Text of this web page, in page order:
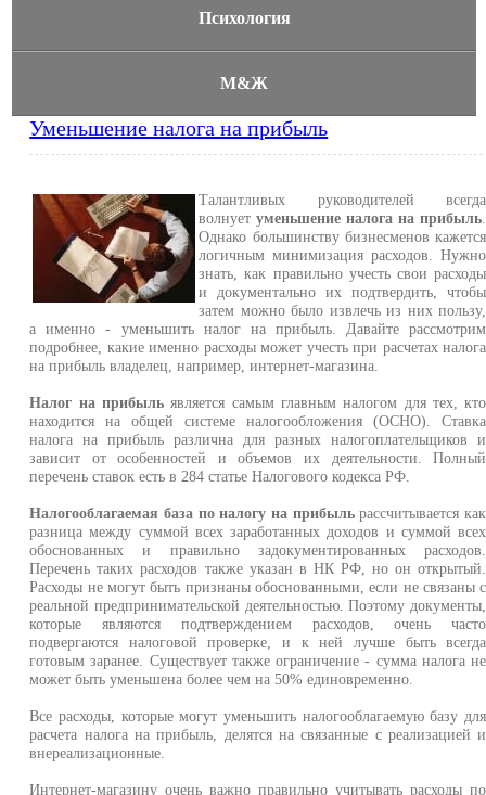
Психология
М&Ж
Уменьшение налога на прибыль
Талантливых руководителей всегда
волнуетуменьшение налога на прибыль
Однако большинству бизнесменов кажется
логичным минимизация расходов. Нужно
знать, как правильно учесть свои расходы
и документально их подтвердить, чтобы
затем можно было извлечь из них пользу,
а именно - уменьшить налог на прибыль. Давайте рассмотрим
подробнее, какие именно расходы может учесть при расчетах налога
на прибыль владелец, например, интернет-магазина.
Налог на прибыльявляется самым главным налогом для тех, кто
находится на общей системе налогообложения (ОСНО). Ставка
налога на прибыль различна для разных налогоплательщиков и
зависит от особенностей и объемов их деятельности. Полный
перечень ставок есть в 284 статье Налогового кодекса РФ.
Налогооблагаемая база по налогу на прибыльрассчитывается как
разница между суммой всех заработанных доходов и суммой всех
обоснованных и правильно задокументированных расходов.
Перечень таких расходов также указан в НК РФ, но он открытый.
Расходы не могут быть признаны обоснованными, если не связаны с
реальной предпринимательской деятельностью. Поэтому документы,
которые являются подтверждением расходов, очень часто
подвергаются налоговой проверке, и к ней лучше быть всегда
готовым заранее. Существует также ограничение - сумма налога не
может быть уменьшена более чем на 50% единовременно.
Все расходы, которые могут уменьшить налогооблагаемую базу для
расчета налога на прибыль, делятся на связанные с реализацией и
внереализационные.
Интернет-магазину очень важно правильно учитывать расходы по